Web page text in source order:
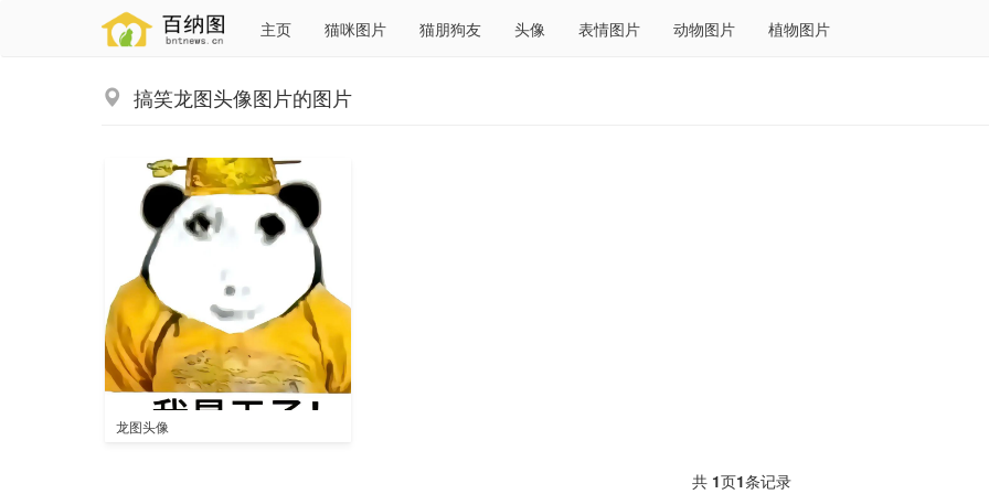
主页 猫咪图片 猫朋狗友 头像 表情图片 动物图片 植物图片
搞笑龙图头像图片的图片
龙图头像
共 1页1条记录